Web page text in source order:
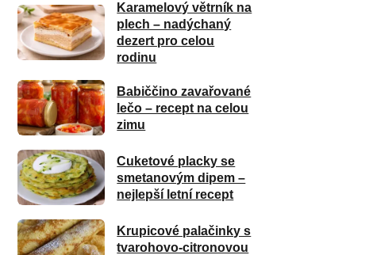
Karamelový větrník na
plech – nadýchaný
dezert pro celou
rodinu
Babiččino zavařované
lečo – recept na celou
zimu
Cuketové placky se
smetanovým dipem –
nejlepší letní recept
Krupicové palačinky s
tvarohovo-citronovou